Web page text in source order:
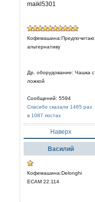
maikl5301
Кофемашина:Предпочитаю
альтернативу
Др. оборудование: Чашка с
ложкой
Сообщений: 5594
Спасибо сказали 1465 раз
в 1087 постах
Наверх
Вaсилий
Кофемашина:Delonghi
ECAM 22.114